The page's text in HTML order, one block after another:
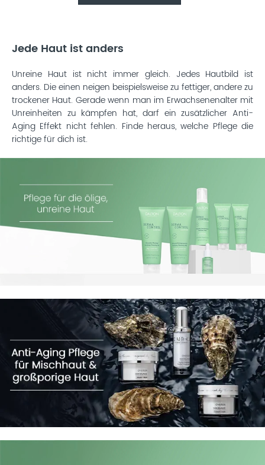
Jede Haut ist anders
Unreine Haut ist nicht immer gleich. Jedes Hautbild ist
anders. Die einen neigen beispielsweise zu fettiger, andere zu
trockener Haut. Gerade wenn man im Erwachsenenalter mit
Unreinheiten zu kämpfen hat, darf ein zusätzlicher Anti-
Aging Effekt nicht fehlen. Finde heraus, welche Pflege die
richtige für dich ist.